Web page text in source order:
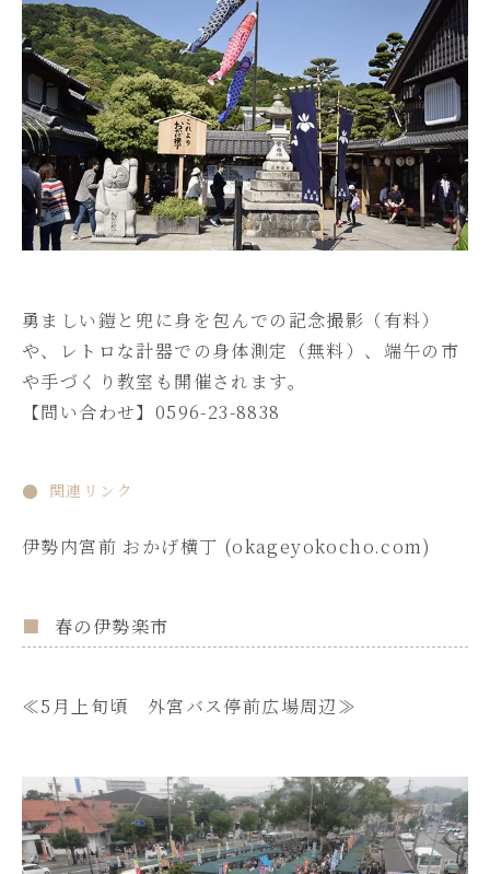
勇ましい鎧と兜に身を包んでの記念撮影（有料）
や、レトロな計器での身体測定（無料）、端午の市
や手づくり教室も開催されます。
【問い合わせ】0596-23-8838
関連リンク
伊勢内宮前 おかげ横丁 (okageyokocho.com)
春の伊勢楽市
≪5月上旬頃 外宮バス停前広場周辺≫